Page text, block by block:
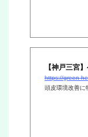
【神戸三宮
https://green-
頭皮環境改善に